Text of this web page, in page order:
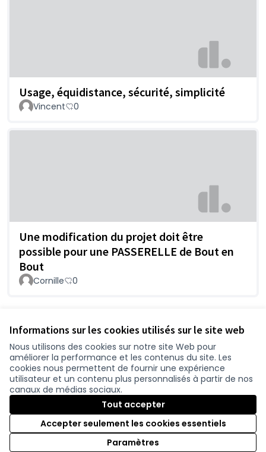
Informations sur les cookies utilisés sur le site web
Nous utilisons des cookies sur notre site Web pour
améliorer la performance et les contenus du site. Les
cookies nous permettent de fournir une expérience
utilisateur et un contenu plus personnalisés à partir de nos
canaux de médias sociaux.
Tout accepter
Accepter seulement les cookies essentiels
Paramètres
Usage, équidistance, sécurité, simplicité
Vincent 0
Une modification du projet doit être
possible pour une PASSERELLE de Bout en
Bout
Cornille 0
Conditions d'utilisation
Paramètres des cookies
participer.loire-atlantique.fr sur Facebook
(Nouvelle fenêtre)
participer.loire-atlantique.fr sur Instagram
(Nouvelle fenêtre)
participer.loire-atlantique.fr sur YouTube
(Nouvelle fenêtre)
Site réalisé grâce aulogiciel libre Decidim .
Licence
(Nouvelle